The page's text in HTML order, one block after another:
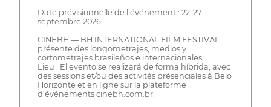
Date prévisionnelle de l'événement : 22-27
septembre 2026
CINEBH — BH INTERNATIONAL FILM FESTIVAL
présente des longometrajes, medios y
cortometrajes brasileños e internacionales.
Lieu : El evento se realizará de forma híbrida, avec
des sessions et/ou des activités présenciales à Belo
Horizonte et en ligne sur la plateforme
d'événements cinebh.com.br.